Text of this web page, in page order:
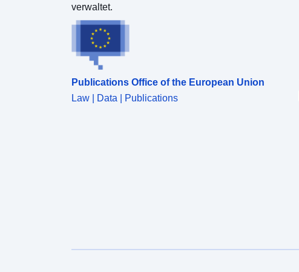
verwaltet.
Publications Office of the European Union
Law | Data | Publications